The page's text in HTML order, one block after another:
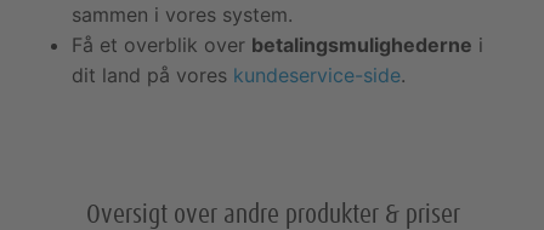
sammen i vores system.
Få et overblik over betalingsmulighederne i
dit land på vores kundeservice-side.
Oversigt over andre produkter & priser